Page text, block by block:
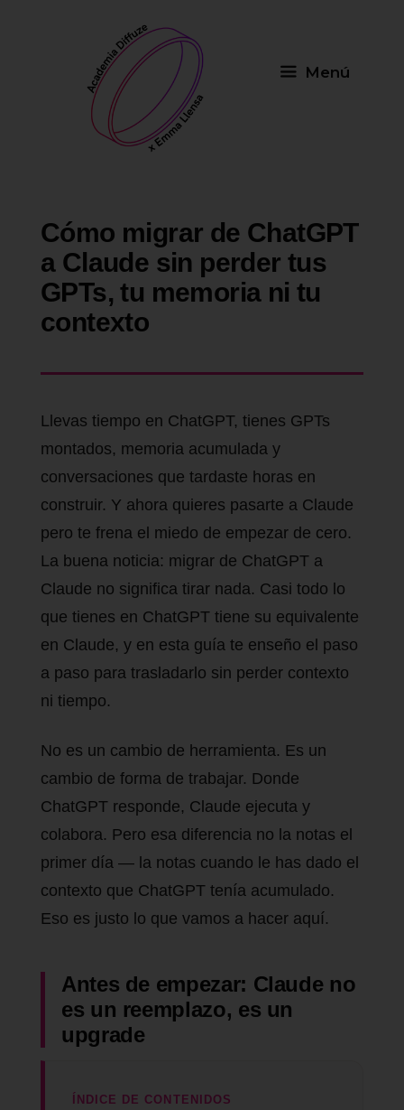
Menú
Cómo migrar de ChatGPT
a Claude sin perder tus
GPTs, tu memoria ni tu
contexto
Llevas tiempo en ChatGPT, tienes GPTs
montados, memoria acumulada y
conversaciones que tardaste horas en
construir. Y ahora quieres pasarte a Claude
pero te frena el miedo de empezar de cero.
La buena noticia: migrar de ChatGPT a
Claude no significa tirar nada. Casi todo lo
que tienes en ChatGPT tiene su equivalente
en Claude, y en esta guía te enseño el paso
a paso para trasladarlo sin perder contexto
ni tiempo.
No es un cambio de herramienta. Es un
cambio de forma de trabajar. Donde
ChatGPT responde, Claude ejecuta y
colabora. Pero esa diferencia no la notas el
primer día — la notas cuando le has dado el
contexto que ChatGPT tenía acumulado.
Eso es justo lo que vamos a hacer aquí.
Antes de empezar: Claude no
es un reemplazo, es un
upgrade
ÍNDICE DE CONTENIDOS